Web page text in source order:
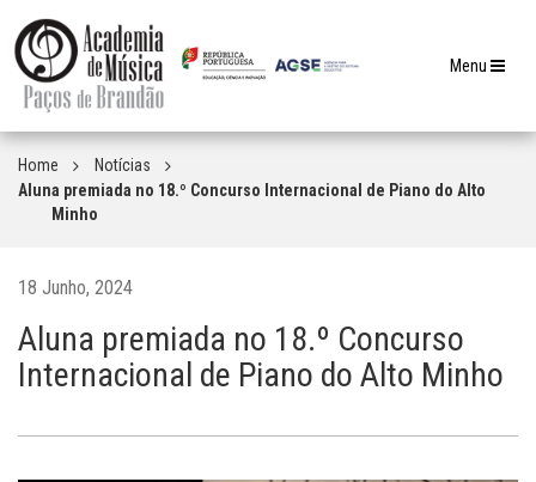
Toggle
Menu
Home
Notícias
Aluna premiada no 18.º Concurso Internacional de Piano do Alto
Minho
18 Junho, 2024
Aluna premiada no 18.º Concurso
Internacional de Piano do Alto Minho